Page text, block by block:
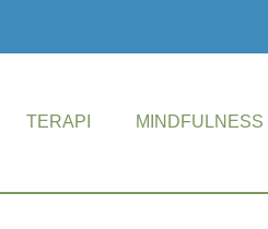
TERAPI MINDFULNESS